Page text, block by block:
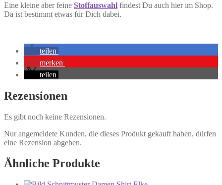
Eine kleine aber feine Stoffauswahl findest Du auch hier im Shop.
Da ist bestimmt etwas für Dich dabei.
teilen
merken
teilen
Rezensionen
Es gibt noch keine Rezensionen.
Nur angemeldete Kunden, die dieses Produkt gekauft haben, dürfen
eine Rezension abgeben.
Ähnliche Produkte